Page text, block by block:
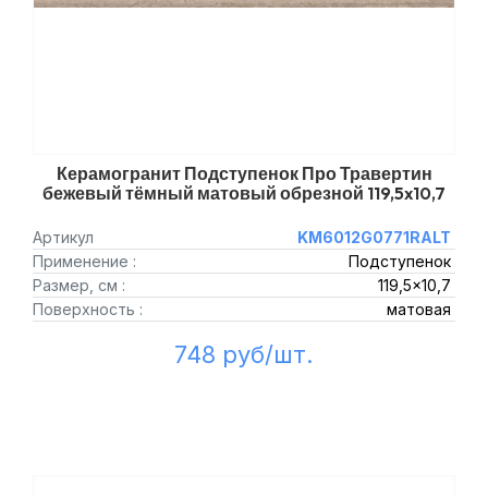
Керамогранит Подступенок Про Травертин
бежевый тёмный матовый обрезной 119,5x10,7
Артикул
KM6012G0771RALT
Применение :
Подступенок
Размер, см :
119,5x10,7
Поверхность :
матовая
748 руб/шт.